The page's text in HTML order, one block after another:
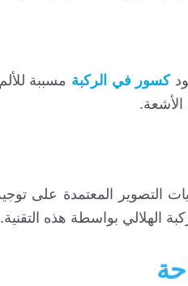
كسور في الركبة مسببة
التصوير المعتمدة على
الهلالي بواسطة هذه التقنية.